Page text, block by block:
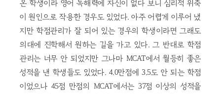
온 학생이라 영어 독해력에 자신이 없다 보니 심리적 위축
이 원인으로 작용한 경우도 있었다. 아주 어렵게 이루어 냈
지만 학점관리가 잘 되어 있는 경우의 학생이라면 그래도
의대에 진학해서 원하는 길을 가고 있다. 그 반대로 학점
관리는 너무 안 되었지만 그나마 MCAT에서 월등히 좋은
성적을 낸 학생들도 있었다. 4.0만점에 3.5도 안 되는 학점
이었으나 45점 만점의 MCAT에서는 37점 이상의 성적을